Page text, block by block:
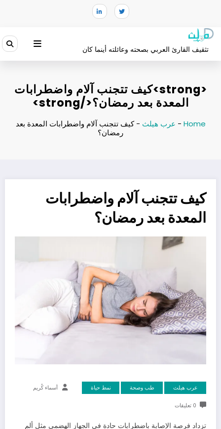
تثقيف القارئ العربي بصحته وعائلته أينما كان
<strong>كيف تتجنب آلام واضطرابات
المعدة بعد رمضان؟</strong>
Home
- عرب هيلث -كيف تتجنب آلام واضطرابات المعدة بعد
رمضان؟
كيف تتجنب آلام واضطرابات
المعدة بعد رمضان؟
عرب هيلث طب وصحة نمط حياة أسماء كُريم
0 تعليقات
تزداد فرصة الإصابة باضطرابات حادة في الجهاز الهضمي مثل ألم